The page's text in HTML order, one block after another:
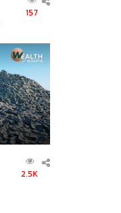
157
2.5K